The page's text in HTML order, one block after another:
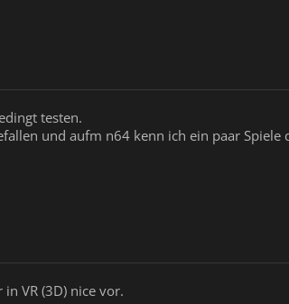
testen.
und aufm n64 kenn ich ein paar
VR (3D) nice vor.